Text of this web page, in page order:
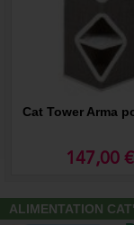
Cat Tower Arma
147,00 €
ALIMENTATION